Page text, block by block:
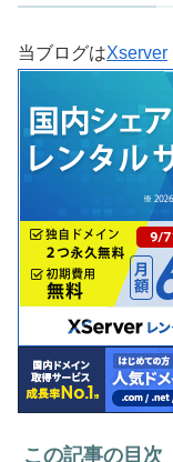
当ブログはXserver
この記事の目次